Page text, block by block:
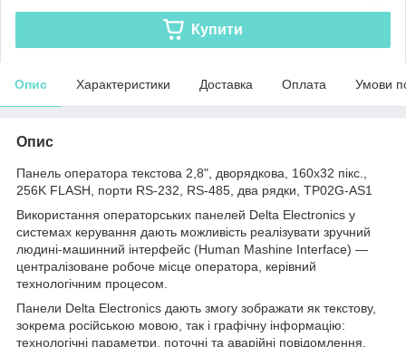
Купити
Опис Характеристики Доставка Оплата Умови
Опис
Панель оператора текстова 2,8", дворядкова, 160x32 пікс.,
256K FLASH, порти RS-232, RS-485, два рядки, TP02G-AS1
Використання операторських панелей Delta Electronics у
системах керування дають можливість реалізувати зручний
людині-машинний інтерфейс (Human Mashine Interface) —
централізоване робоче місце оператора, керівний
технологічним процесом.
Панели Delta Electronics дають змогу зображати як текстову,
зокрема російською мовою, так і графічну інформацію:
технологічні параметри, поточні та аварійні повідомлення,